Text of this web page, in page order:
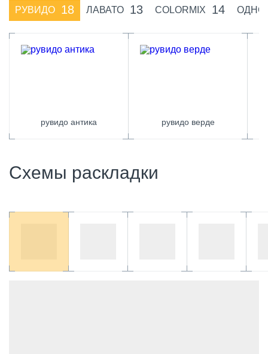
РУВИДО 18 ЛАВАТО 13 COLORMIX 14
рувидо антика рувидо верде
Схемы раскладки